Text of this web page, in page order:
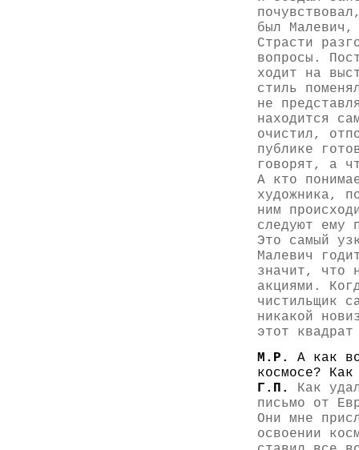
был
Страсти
вопросы.
ходит на
стиль
не
находится
очистил,
публике
говорят, а
А кто
художника,
ним
следуют ему
Это самый
Малевич
значит, что
акциями.
чистильщик
никакой
этот
М.Р.
А как
космосе?
Г.П.
Как
письмо от
Они мне
освоении